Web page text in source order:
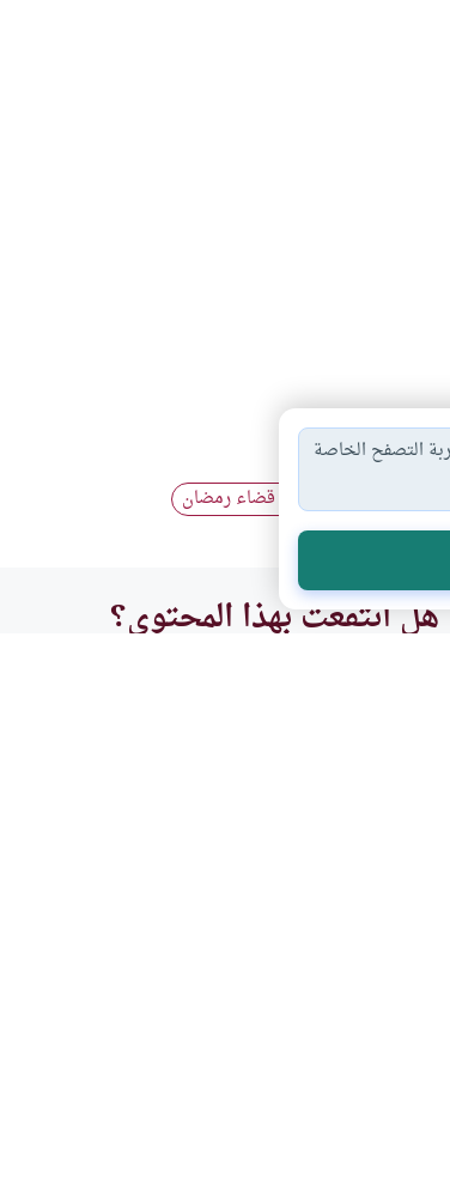
تأخير قضاء رمضان
هل انتفعت بهذا المحتوى؟
التصفح الخاصة